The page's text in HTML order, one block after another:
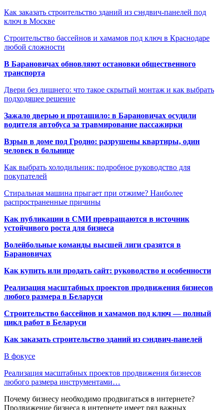
Как заказать строительство зданий из сэндвич-панелей под
ключ в Москве
Строительство бассейнов и хамамов под ключ в Краснодаре
любой сложности
В Барановичах обновляют остановки общественного
транспорта
Двери без лишнего: что такое скрытый монтаж и как выбрать
подходящее решение
Зажало дверью и протащило: в Барановичах осудили
водителя автобуса за травмирование пассажирки
Взрыв в доме под Гродно: разрушены квартиры, один
человек в больнице
Как выбрать холодильник: подробное руководство для
покупателей
Стиральная машина прыгает при отжиме? Наиболее
распространенные причины
Как публикации в СМИ превращаются в источник
устойчивого роста для бизнеса
Волейбольные команды высшей лиги сразятся в
Барановичах
Как купить или продать сайт: руководство и особенности
Реализация масштабных проектов продвижения бизнесов
любого размера в Беларуси
Строительство бассейнов и хамамов под ключ — полный
цикл работ в Беларуси
Как заказать строительство зданий из сэндвич-панелей
В фокусе
Реализация масштабных проектов продвижения бизнесов
любого размера инструментами…
Почему бизнесу необходимо продвигаться в интернете?
Продвижение бизнеса в интернете имеет ряд важных